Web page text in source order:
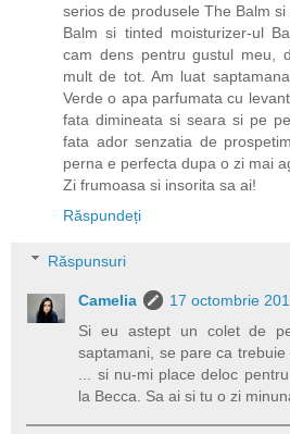
serios de produsele The Balm
Balm si tinted moisturizer-ul
cam dens pentru gustul meu,
mult de tot. Am luat
Verde o apa parfumata cu
fata dimineata si seara si pe
fata ador senzatia de
perna e perfecta dupa o zi mai
Zi frumoasa si insorita sa ai!
Răspundeți
Răspunsuri
Camelia
17 octombrie
Si eu astept un colet de
saptamani, se pare ca
... si nu-mi place deloc
la Becca. Sa ai si tu o zi